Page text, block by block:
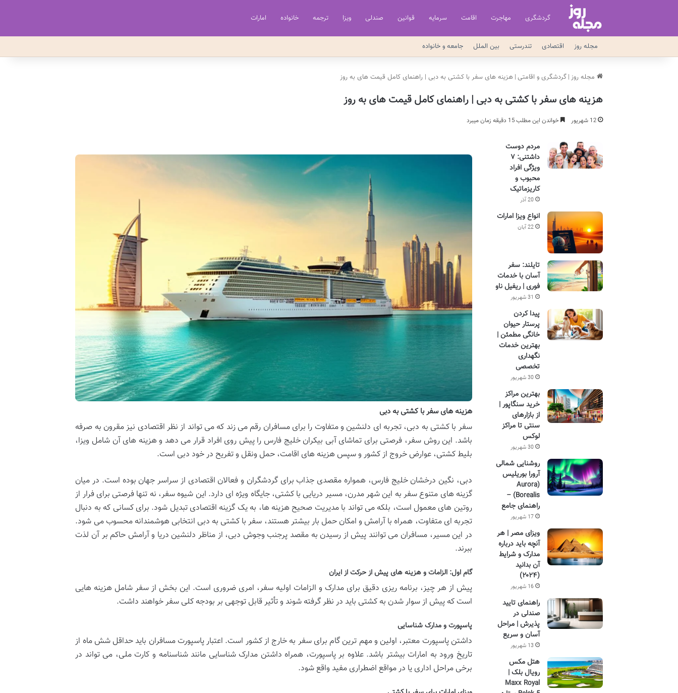
گردشگری مهاجرت اقامت سرمایه قوانین صندلی ویزا ترجمه خانواده امارات
مجله روز اقتصادی تندرستی بین الملل جامعه و خانواده
مجله روز | گردشگری و اقامتی | هزینه های سفر با کشتی به دبی | راهنمای کامل قیمت های به روز
هزینه های سفر با کشتی به دبی | راهنمای کامل قیمت های به روز
12 شهریور خواندن این مطلب 15 دقیقه زمان میبرد
هزینه های سفر با کشتی به دبی
سفر با کشتی به دبی، تجربه ای دلنشین و متفاوت را برای مسافران رقم می زند که می تواند از نظر اقتصادی نیز مقرون به صرفه
باشد. این روش سفر، فرصتی برای تماشای آبی بیکران خلیج فارس را پیش روی افراد قرار می دهد و هزینه های آن شامل ویزا،
بلیط کشتی، عوارض خروج از کشور و سپس هزینه های اقامت، حمل ونقل و تفریح در خود دبی است.
دبی، نگین درخشان خلیج فارس، همواره مقصدی جذاب برای گردشگران و فعالان اقتصادی از سراسر جهان بوده است. در میان
گزینه های متنوع سفر به این شهر مدرن، مسیر دریایی با کشتی، جایگاه ویژه ای دارد. این شیوه سفر، نه تنها فرصتی برای فرار از
روتین های معمول است، بلکه می تواند با مدیریت صحیح هزینه ها، به یک گزینه اقتصادی تبدیل شود. برای کسانی که به دنبال
تجربه ای متفاوت، همراه با آرامش و امکان حمل بار بیشتر هستند، سفر با کشتی به دبی انتخابی هوشمندانه محسوب می شود.
در این مسیر، مسافران می توانند پیش از رسیدن به مقصد پرجنب وجوش دبی، از مناظر دلنشین دریا و آرامش حاکم بر آن لذت
ببرند.
گام اول: الزامات و هزینه های پیش از حرکت از ایران
پیش از هر چیز، برنامه ریزی دقیق برای مدارک و الزامات اولیه سفر، امری ضروری است. این بخش از سفر شامل هزینه هایی
است که پیش از سوار شدن به کشتی باید در نظر گرفته شوند و تأثیر قابل توجهی بر بودجه کلی سفر خواهند داشت.
پاسپورت و مدارک شناسایی
داشتن پاسپورت معتبر، اولین و مهم ترین گام برای سفر به خارج از کشور است. اعتبار پاسپورت مسافران باید حداقل شش ماه از
تاریخ ورود به امارات بیشتر باشد. علاوه بر پاسپورت، همراه داشتن مدارک شناسایی مانند شناسنامه و کارت ملی، می تواند در
برخی مراحل اداری یا در مواقع اضطراری مفید واقع شود.
مردم دوست
داشتنی: ۷
ویژگی افراد
محبوب و
کاریزماتیک
20 آذر
انواع ویزا امارات
22 آبان
تایلند: سفر
آسان با خدمات
فوری | ریفیل ناو
31 شهریور
پیدا کردن
پرستار حیوان
خانگی مطمئن |
بهترین خدمات
نگهداری
تخصصی
30 شهریور
بهترین مراکز
خرید سنگاپور |
از بازارهای
سنتی تا مراکز
لوکس
30 شهریور
روشنایی شمالی
آرورا بوریلیس
(Aurora
Borealis) –
راهنمای جامع
17 شهریور
ویزای مصر | هر
آنچه باید درباره
مدارک و شرایط
آن بدانید
(۲۰۲۴)
16 شهریور
راهنمای تایید
صندلی در
پذیرش | مراحل
آسان و سریع
13 شهریور
هتل مکس
رویال بلک |
Maxx Royal